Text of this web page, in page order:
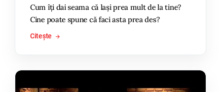
Cum îți dai seama că lași prea mult de la tine?
Cine poate spune că faci asta prea des?
Citește